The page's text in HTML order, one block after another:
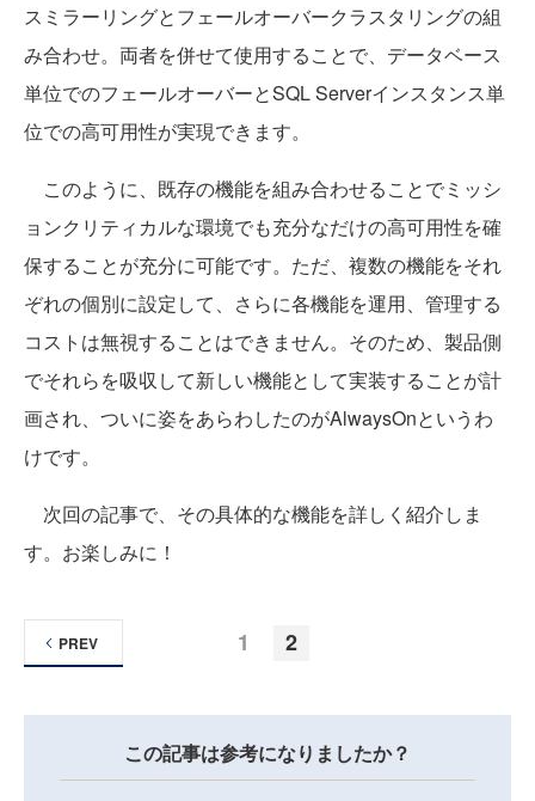
スミラーリングとフェールオーバークラスタリングの組
み合わせ。両者を併せて使用することで、データベース
単位でのフェールオーバーとSQL Serverインスタンス単
位での高可用性が実現できます。
このように、既存の機能を組み合わせることでミッシ
ョンクリティカルな環境でも充分なだけの高可用性を確
保することが充分に可能です。ただ、複数の機能をそれ
ぞれの個別に設定して、さらに各機能を運用、管理する
コストは無視することはできません。そのため、製品側
でそれらを吸収して新しい機能として実装することが計
画され、ついに姿をあらわしたのがAlwaysOnというわ
けです。
次回の記事で、その具体的な機能を詳しく紹介しま
す。お楽しみに！
1 2
PREV
この記事は参考になりましたか？